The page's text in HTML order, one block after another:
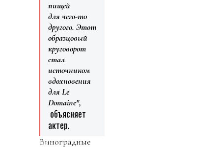
пищей
для чего-то
другого. Этот
образцовый
круговорот
стал
источником
вдохновения
для Le
Domaine",
объясняет
актер.
Виноградные